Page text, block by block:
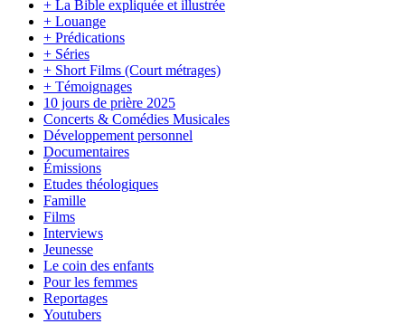
+ La Bible expliquée et illustrée
+ Louange
+ Prédications
+ Séries
+ Short Films (Court métrages)
+ Témoignages
10 jours de prière 2025
Concerts & Comédies Musicales
Développement personnel
Documentaires
Émissions
Etudes théologiques
Famille
Films
Interviews
Jeunesse
Le coin des enfants
Pour les femmes
Reportages
Youtubers